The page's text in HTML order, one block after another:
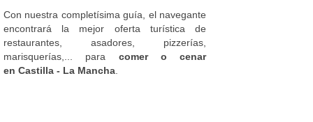
Con nuestra completísima guía, el navegante
encontrará la mejor oferta turística de
restaurantes, asadores, pizzerías,
marisquerías,... para comer o cenar
en Castilla - La Mancha